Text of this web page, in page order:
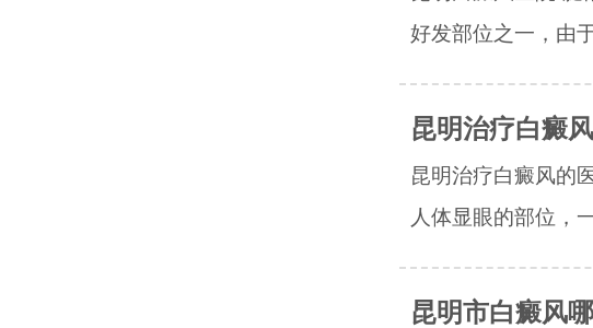
好发部位之一，由
昆明治疗白癜
昆明治疗白癜风的
人体显眼的部位，
昆明市白癜风